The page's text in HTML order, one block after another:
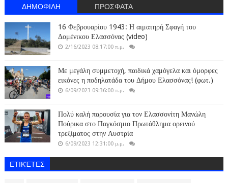
ΔΗΜΟΦΙΛΗ ΠΡΟΣΦΑΤΑ
16 Φεβρουαρίου 1943: Η αιματηρή Σφαγή του
Δομένικου Ελασσόνας (video)
2/16/2023 08:17:00 π.μ.
Με μεγάλη συμμετοχή, παιδικά χαμόγελα και όμορφες
εικόνες η ποδηλατάδα του Δήμου Ελασσόνας! (φωτ.)
6/09/2023 09:36:00 π.μ.
Πολύ καλή παρουσία για τον Ελασσονίτη Μανώλη
Πούρικα στο Παγκόσμιο Πρωτάθλημα ορεινού
τρεξίματος στην Αυστρία
6/09/2023 12:31:00 μ.μ.
ΕΤΙΚΈΤΕΣ